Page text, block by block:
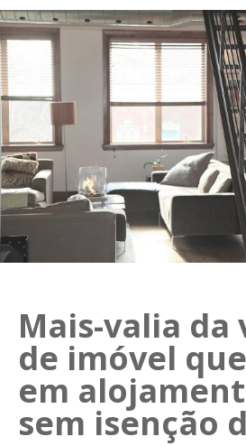
Mais-valia da
de imóvel
em
sem isenção